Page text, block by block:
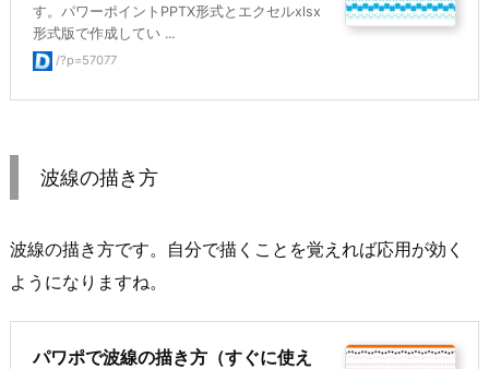
す。パワーポイントPPTX形式とエクセルxlsx
形式版で作成してい ...
/?p=57077
波線の描き方
波線の描き方です。自分で描くことを覚えれば応用が効く
ようになりますね。
パワポで波線の描き方（すぐに使え